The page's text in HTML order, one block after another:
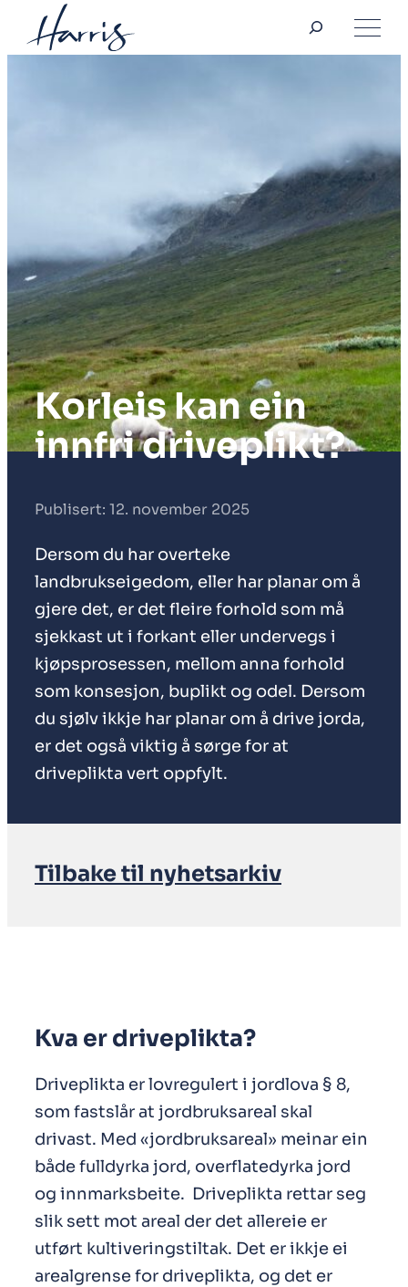
Søk
Korleis kan ein
innfri driveplikt?
Publisert: 12. november 2025
Dersom du har overteke
landbrukseigedom, eller har planar om å
gjere det, er det fleire forhold som må
sjekkast ut i forkant eller undervegs i
kjøpsprosessen, mellom anna forhold
som konsesjon, buplikt og odel. Dersom
du sjølv ikkje har planar om å drive jorda,
er det også viktig å sørge for at
driveplikta vert oppfylt.
Tilbake til nyhetsarkiv
Kva er driveplikta?
Driveplikta er lovregulert i jordlova § 8,
som fastslår at jordbruksareal skal
drivast. Med «jordbruksareal» meinar ein
både fulldyrka jord, overflatedyrka jord
og innmarksbeite. Driveplikta rettar seg
slik sett mot areal der det allereie er
utført kultiveringstiltak. Det er ikkje ei
arealgrense for driveplikta, og det er